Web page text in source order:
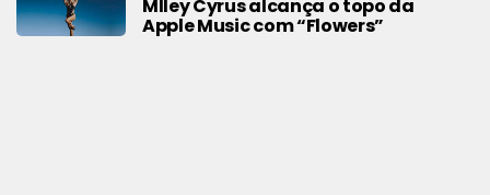
MIley Cyrus alcança o topo da
Apple Music com “Flowers”